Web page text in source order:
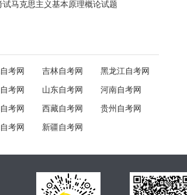
试马克思主义基本原理概论试题
考网 吉林自考网 黑龙江自考网
考网 山东自考网 河南自考网
考网 西藏自考网 贵州自考网
考网 新疆自考网